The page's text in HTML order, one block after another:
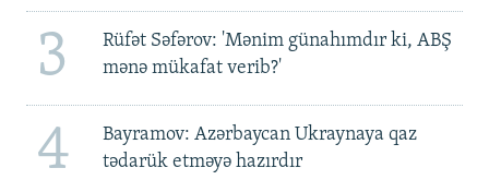
3
Rüfət Səfərov: 'Mənim günahımdır ki, ABŞ
mənə mükafat verib?'
4
Bayramov: Azərbaycan Ukraynaya qaz
tədarük etməyə hazırdır